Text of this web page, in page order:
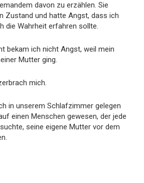
davon zu erzählen. Sie
Zustand und hatte Angst, dass ich
die Wahrheit erfahren sollte.
bekam ich nicht Angst, weil mein
Mutter ging.
mich.
in unserem Schlafzimmer gelegen
einen Menschen gewesen, der jede
seine eigene Mutter vor dem